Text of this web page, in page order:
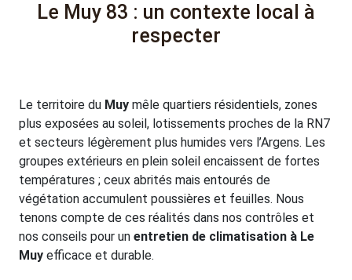
Le Muy 83 : un contexte local à
respecter
Le territoire du Muy mêle quartiers résidentiels, zones
plus exposées au soleil, lotissements proches de la RN7
et secteurs légèrement plus humides vers l’Argens. Les
groupes extérieurs en plein soleil encaissent de fortes
températures ; ceux abrités mais entourés de
végétation accumulent poussières et feuilles. Nous
tenons compte de ces réalités dans nos contrôles et
nos conseils pour un entretien de climatisation à Le
Muy efficace et durable.